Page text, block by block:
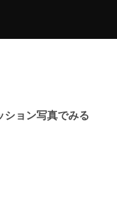
ション写真でみる